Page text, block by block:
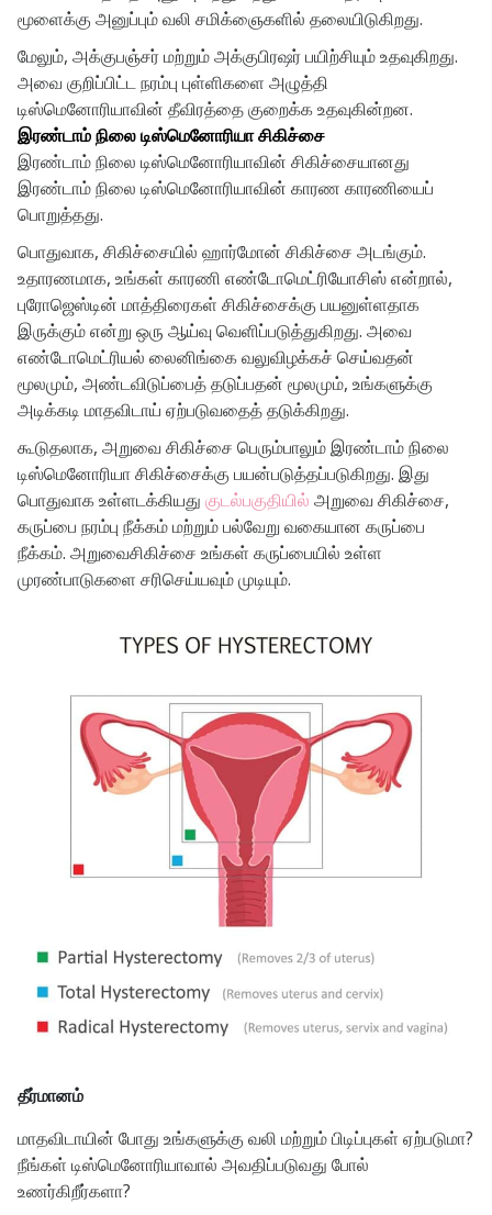
மூளைக்கு அனுப்பும் வலி சமிக்ஞைகளில் தலையிடுகிறது.
மேலும், அக்குபஞ்சர் மற்றும் அக்குபிரஷர் பயிற்சியும் உதவுகிறது.
அவை குறிப்பிட்ட நரம்பு புள்ளிகளை அழுத்தி
டிஸ்மெனோரியாவின் தீவிரத்தை குறைக்க உதவுகின்றன.
இரண்டாம் நிலை டிஸ்மெனோரியா சிகிச்சை
இரண்டாம் நிலை டிஸ்மெனோரியாவின் சிகிச்சையானது
இரண்டாம் நிலை டிஸ்மெனோரியாவின் காரண காரணியைப்
பொறுத்தது.
பொதுவாக, சிகிச்சையில் ஹார்மோன் சிகிச்சை அடங்கும்.
உதாரணமாக, உங்கள் காரணி எண்டோமெட்ரியோசிஸ் என்றால்,
புரோஜெஸ்டின் மாத்திரைகள் சிகிச்சைக்கு பயனுள்ளதாக
இருக்கும் என்று ஒரு ஆய்வு வெளிப்படுத்துகிறது. அவை
எண்டோமெட்ரியல் லைனிங்கை வலுவிழக்கச் செய்வதன்
மூலமும், அண்டவிடுப்பைத் தடுப்பதன் மூலமும், உங்களுக்கு
அடிக்கடி மாதவிடாய் ஏற்படுவதைத் தடுக்கிறது.
கூடுதலாக, அறுவை சிகிச்சை பெரும்பாலும் இரண்டாம் நிலை
டிஸ்மெனோரியா சிகிச்சைக்கு பயன்படுத்தப்படுகிறது. இது
பொதுவாக உள்ளடக்கியது குடல்பகுதியில் அறுவை சிகிச்சை,
கருப்பை நரம்பு நீக்கம் மற்றும் பல்வேறு வகையான கருப்பை
நீக்கம். அறுவைசிகிச்சை உங்கள் கருப்பையில் உள்ள
முரண்பாடுகளை சரிசெய்யவும் முடியும்.
தீர்மானம்
மாதவிடாயின் போது உங்களுக்கு வலி மற்றும் பிடிப்புகள் ஏற்படுமா?
நீங்கள் டிஸ்மெனோரியாவால் அவதிப்படுவது போல்
உணர்கிறீர்களா?